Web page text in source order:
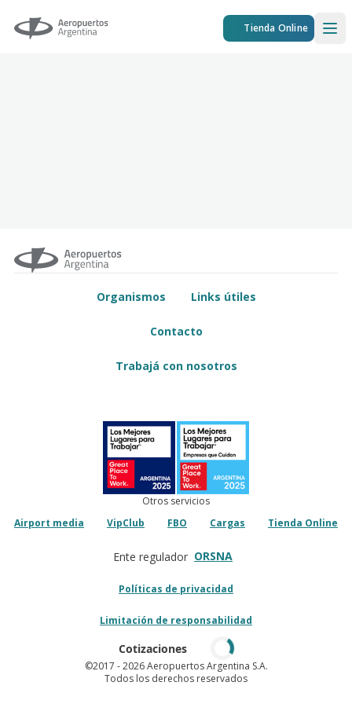
Aeropuertos Argentina Tienda Online
Organismos Links útiles
Contacto
Trabajá con nosotros
Otros servicios
Airport media
VipClub FBO Cargas Tienda Online
Ente regulador ORSNA
Políticas de privacidad
Limitación de responsabilidad
Cotizaciones
©2017 - 2026 Aeropuertos Argentina S.A.
Todos los derechos reservados